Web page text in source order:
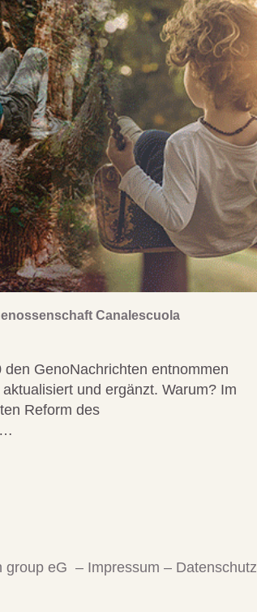
Canalescuola
GenoNachrichten entnommen
und ergänzt. Warum? Im
Reform des
group eG – Impressum – Datenschutz